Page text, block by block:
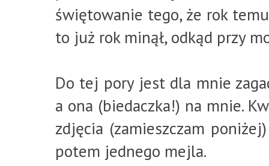
świętowanie tego, że rok
to już rok minął, odkąd przy
Do tej pory jest dla mnie
a ona (biedaczka!) na mnie.
zdjęcia (zamieszczam
potem jednego mejla.